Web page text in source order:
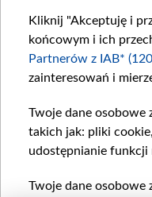
Kliknij "Akceptuję i
końcowym i ich
Partnerów z IAB*
zainteresowań i
Twoje dane osobowe
takich jak: pliki
udostępnianie funkcji
Twoje dane osobowe